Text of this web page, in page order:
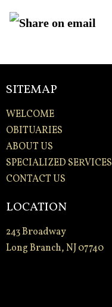
SITEMAP
WELCOME
OBITUARIES
ABOUT US
SPECIALIZED SERVICES
CONTACT US
LOCATION
243 Broadway
Long Branch, NJ 07740